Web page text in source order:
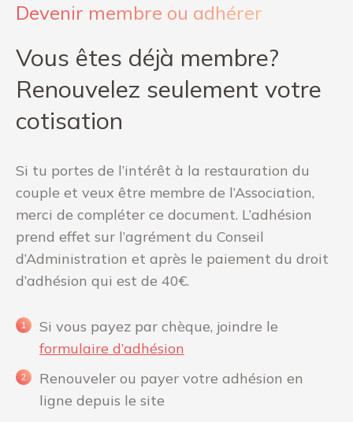
Devenir membre ou adhérer
Vous êtes déjà membre?
Renouvelez seulement votre
cotisation
Si tu portes de l’intérêt à la restauration du
couple et veux être membre de l’Association,
merci de compléter ce document. L’adhésion
prend effet sur l’agrément du Conseil
d’Administration et après le paiement du droit
d’adhésion qui est de 40€.
Si vous payez par chèque, joindre le
formulaire d’adhésion
Renouveler ou payer votre adhésion en
ligne depuis le site